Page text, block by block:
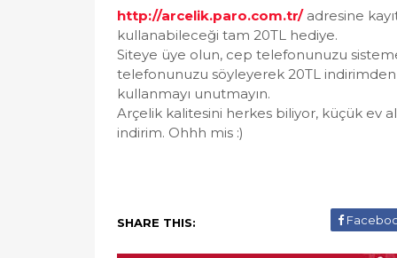
http://arcelik.paro.com.tr/adresine
kullanabileceği tam 20TL hediye.
Siteye üye olun, cep telefonunuzu
telefonunuzu söyleyerek 20TL indirimden
kullanmayı unutmayın.
Arçelik kalitesini herkes biliyor, küçük ev
indirim. Ohhh mis :)
SHARE THIS: